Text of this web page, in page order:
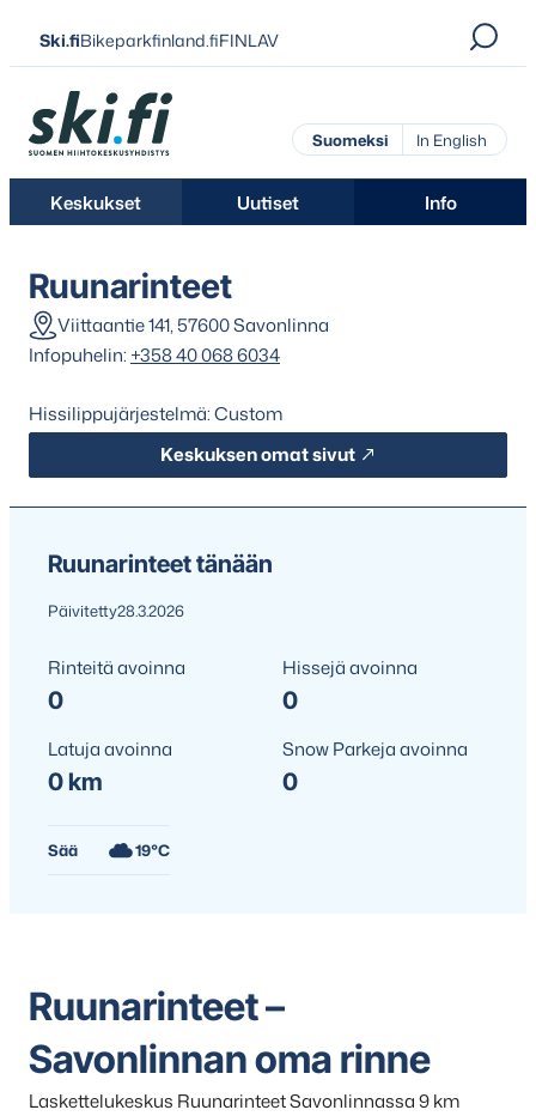
Siirry
suoraan
sisältöön
Ski.fiBikeparkfinland.fiFINLAV
Ski.fi
Suomeksi In English
Keskukset Uutiset Info
Ruunarinteet
Viittaantie 141, 57600 Savonlinna
Infopuhelin: +358 40 068 6034
Hissilippujärjestelmä: Custom
Keskuksen omat sivut
Ruunarinteet tänään
Päivitetty28.3.2026
Rinteitä avoinna
0
Hissejä avoinna
0
Latuja avoinna
0 km
Snow Parkeja avoinna
0
Sää 19°C
Ruunarinteet –
Savonlinnan oma rinne
Laskettelukeskus Ruunarinteet Savonlinnassa 9 km